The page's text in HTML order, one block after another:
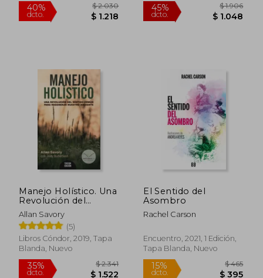
dcto.
Manejo Holístico. Una
Revolución del
Sentido Común Para
Regenerar Nuestro
Ambiente - Allan
Savory; Jody
Butterfield - Libro
Allan Savory
(5)
Libros Cóndor, 2019, Tapa
Blanda, Nuevo
El Sentido del
Asombro
Rachel Carson
Encuentro, 2021, 1 Edición,
Tapa Blanda, Nuevo